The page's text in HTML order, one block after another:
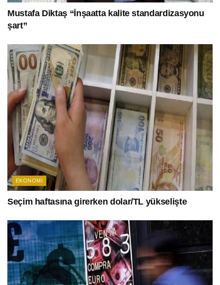
Mustafa Diktaş “İnşaatta kalite standardizasyonu
şart”
EKONOMI
Seçim haftasına girerken dolar/TL yükselişte